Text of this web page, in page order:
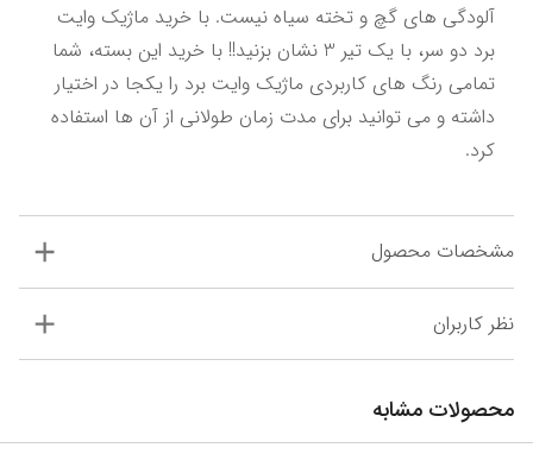
کرد.
مشخصات محصول
نظر کاربران
محصولات مشابه